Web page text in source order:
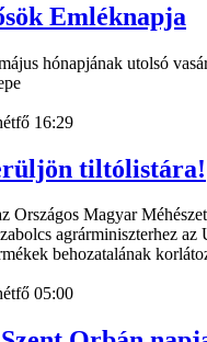
Emléknapja
hónapjának utolsó
16:29
tiltólistára!
Országos Magyar
agrárminiszterhez az
behozatalának
05:00